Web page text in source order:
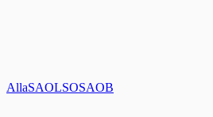
AllaSAOLSOSAOB